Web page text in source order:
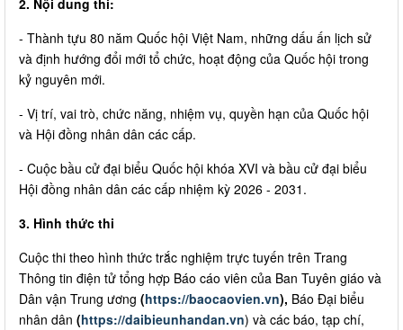
2. Nội dung thi:
- Thành tựu 80 năm Quốc hội Việt Nam, những dấu ấn lịch sử
và định hướng đổi mới tổ chức, hoạt động của Quốc hội trong
kỷ nguyên mới.
- Vị trí, vai trò, chức năng, nhiệm vụ, quyền hạn của Quốc hội
và Hội đồng nhân dân các cấp.
- Cuộc bầu cử đại biểu Quốc hội khóa XVI và bầu cử đại biểu
Hội đồng nhân dân các cấp nhiệm kỳ 2026 - 2031.
3. Hình thức thi
Cuộc thi theo hình thức trắc nghiệm trực tuyến trên Trang
Thông tin điện tử tổng hợp Báo cáo viên của Ban Tuyên giáo và
Dân vận Trung ương (https://baocaovien.vn), Báo Đại biểu
nhân dân (https://daibieunhandan.vn) và các báo, tạp chí,